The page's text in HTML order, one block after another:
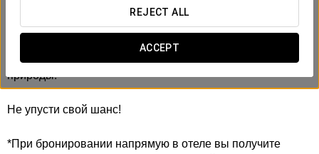
REJECT ALL
ACCEPT
отеле Exe Las Margas Golf
Насладись порцией адреналина, почувствуй суть
ландшафта и открой для себя самую дикую сторону
природы.
Не упусти свой шанс!
*При бронировании напрямую в отеле вы получите